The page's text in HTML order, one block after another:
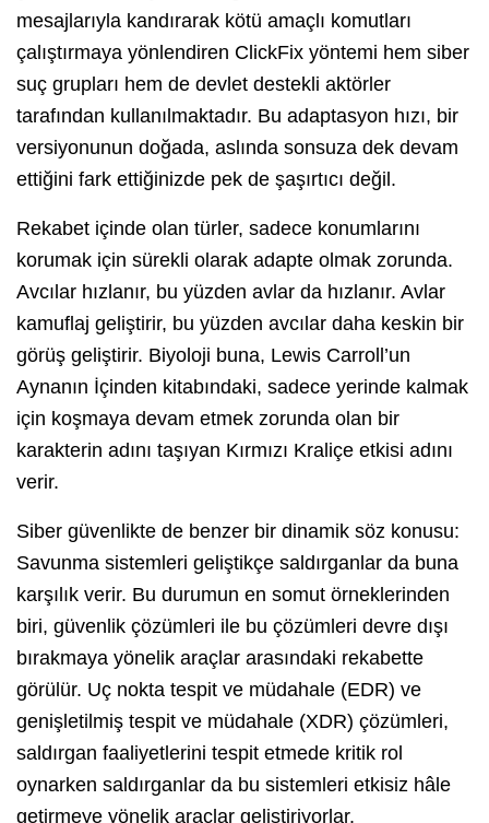
mesajlarıyla kandırarak kötü amaçlı komutları
çalıştırmaya yönlendiren ClickFix yöntemi hem siber
suç grupları hem de devlet destekli aktörler
tarafından kullanılmaktadır. Bu adaptasyon hızı, bir
versiyonunun doğada, aslında sonsuza dek devam
ettiğini fark ettiğinizde pek de şaşırtıcı değil.
Rekabet içinde olan türler, sadece konumlarını
korumak için sürekli olarak adapte olmak zorunda.
Avcılar hızlanır, bu yüzden avlar da hızlanır. Avlar
kamuflaj geliştirir, bu yüzden avcılar daha keskin bir
görüş geliştirir. Biyoloji buna, Lewis Carroll’un
Aynanın İçinden kitabındaki, sadece yerinde kalmak
için koşmaya devam etmek zorunda olan bir
karakterin adını taşıyan Kırmızı Kraliçe etkisi adını
verir.
Siber güvenlikte de benzer bir dinamik söz konusu:
Savunma sistemleri geliştikçe saldırganlar da buna
karşılık verir. Bu durumun en somut örneklerinden
biri, güvenlik çözümleri ile bu çözümleri devre dışı
bırakmaya yönelik araçlar arasındaki rekabette
görülür. Uç nokta tespit ve müdahale (EDR) ve
genişletilmiş tespit ve müdahale (XDR) çözümleri,
saldırgan faaliyetlerini tespit etmede kritik rol
oynarken saldırganlar da bu sistemleri etkisiz hâle
getirmeye yönelik araçlar geliştiriyorlar.